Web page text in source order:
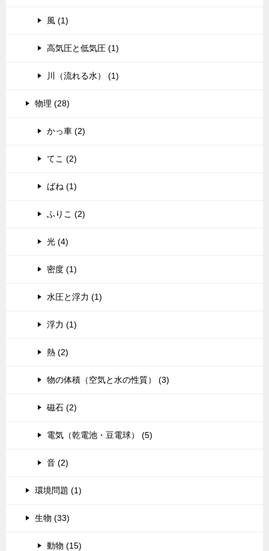
風 (1)
高気圧と低気圧 (1)
川（流れる水） (1)
物理 (28)
かっ車 (2)
てこ (2)
ばね (1)
ふりこ (2)
光 (4)
密度 (1)
水圧と浮力 (1)
浮力 (1)
熱 (2)
物の体積（空気と水の性質） (3)
磁石 (2)
電気（乾電池・豆電球） (5)
音 (2)
環境問題 (1)
生物 (33)
動物 (15)